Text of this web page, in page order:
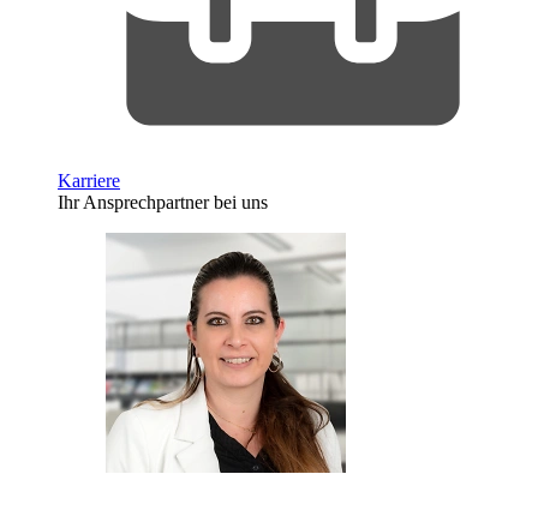
Karriere
Ihr Ansprechpartner bei uns